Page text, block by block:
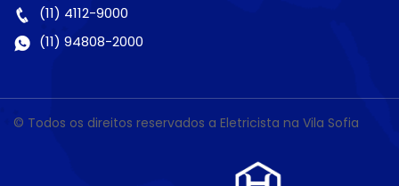
(11) 4112-9000
(11) 94808-2000
© Todos os direitos reservados a Eletricista na Vila Sofia